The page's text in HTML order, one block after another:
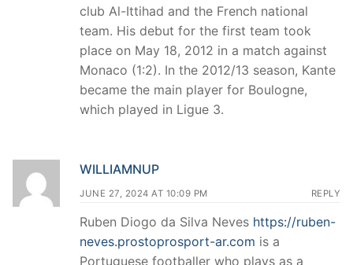
club Al-Ittihad and the French national
team. His debut for the first team took
place on May 18, 2012 in a match against
Monaco (1:2). In the 2012/13 season, Kante
became the main player for Boulogne,
which played in Ligue 3.
WILLIAMNUP
JUNE 27, 2024 AT 10:09 PM REPLY
Ruben Diogo da Silva Neves https://ruben-
neves.prostoprosport-ar.com is a
Portuguese footballer who plays as a